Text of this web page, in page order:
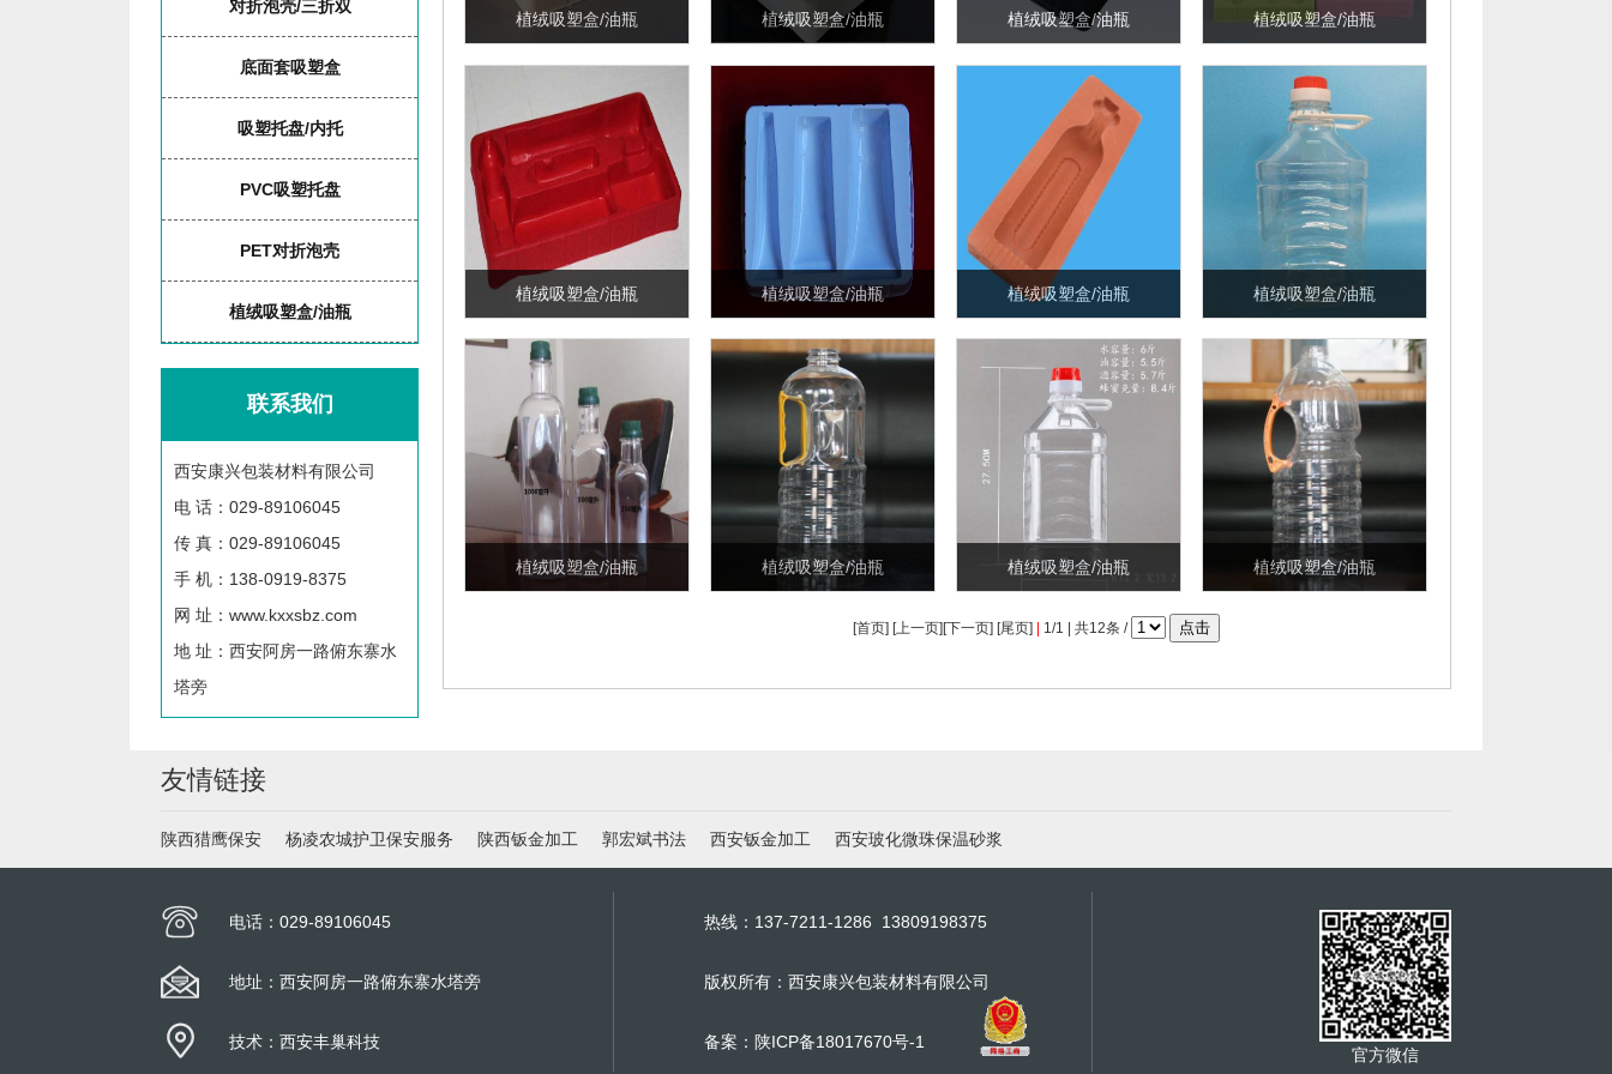
对折泡壳/三折双
底面套吸塑盒
吸塑托盘/内托
PVC吸塑托盘
PET对折泡壳
植绒吸塑盒/油瓶
联系我们
西安康兴包装材料有限公司
电 话：029-89106045
传 真：029-89106045
手 机：138-0919-8375
网 址：www.kxxsbz.com
地 址：西安阿房一路俯东寨水
塔旁
植绒吸塑盒/油瓶 植绒吸塑盒/油瓶 植绒吸塑盒/油瓶 植绒吸塑盒/油瓶
植绒吸塑盒/油瓶 植绒吸塑盒/油瓶 植绒吸塑盒/油瓶 植绒吸塑盒/油瓶
植绒吸塑盒/油瓶 植绒吸塑盒/油瓶 植绒吸塑盒/油瓶 植绒吸塑盒/油瓶
[首页] [上一页][下一页] [尾页] 1/1 | 共12条 /
友情链接
陕西猎鹰保安 杨凌农城护卫保安服务 陕西钣金加工 郭宏斌书法 西安钣金加工 西安玻化微珠保温砂浆
电话：029-89106045
地址：西安阿房一路俯东寨水塔旁
技术：西安丰巢科技
官方微信
热线：137-7211-1286 13809198375
版权所有：西安康兴包装材料有限公司
备案： 陕ICP备18017670号-1